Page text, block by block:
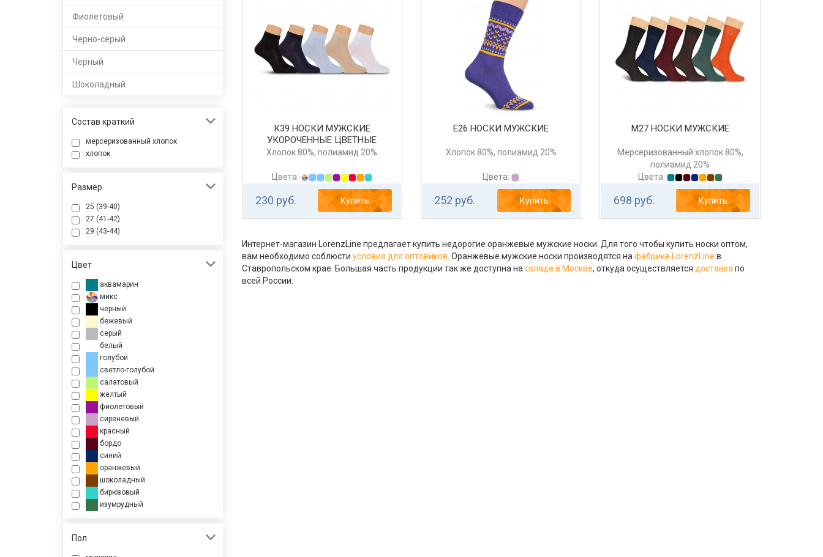
Фиолетовый
Черно-серый
Черный
Шоколадный
Состав краткий
мерсеризованный хлопок
хлопок
Размер
25 (39-40)
27 (41-42)
29 (43-44)
Цвет
аквамарин
микс
черный
бежевый
серый
белый
голубой
светло-голубой
салатовый
желтый
фиолетовый
сиреневый
красный
бордо
синий
оранжевый
шоколадный
бирюзовый
изумрудный
Пол
К39 НОСКИ МУЖСКИЕ
УКОРОЧЕННЫЕ ЦВЕТНЫЕ
Хлопок 80%, полиамид 20%
Цвета:
230 руб. Купить
Е26 НОСКИ МУЖСКИЕ
Хлопок 80%, полиамид 20%
Цвета:
252 руб. Купить
М27 НОСКИ МУЖСКИЕ
Мерсеризованный хлопок 80%,
полиамид 20%
Цвета:
698 руб. Купить
Интернет-магазин LorenzLine предлагает купить недорогие оранжевые мужские носки. Для того чтобы купить носки оптом,
вам необходимо соблюсти условия для оптовиков. Оранжевые мужские носки производятся нафабрике LorenzLine в
Ставропольском крае. Большая часть продукции так же доступна наскладе в Москве, откуда осуществляется доставкапо
всей России.